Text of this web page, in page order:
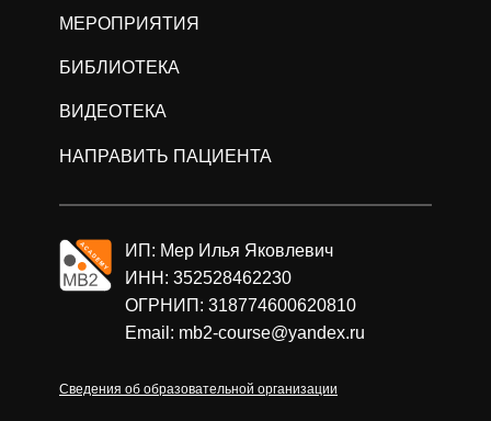
МЕРОПРИЯТИЯ
ВИДЕОТЕКА
БИБЛИОТЕКА
НАПРАВИТЬ ПАЦИЕНТА
ИП: Мер Илья Яковлевич
ИНН: 352528462230
ОГРНИП: 318774600620810
Email: mb2-course@yandex.ru
Сведения об образовательной организации